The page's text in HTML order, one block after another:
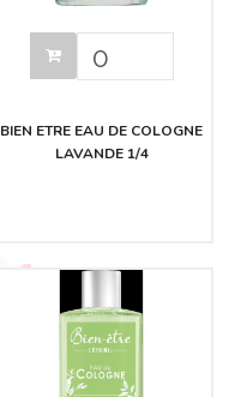
BIEN ETRE EAU DE COLOGNE
LAVANDE 1/4